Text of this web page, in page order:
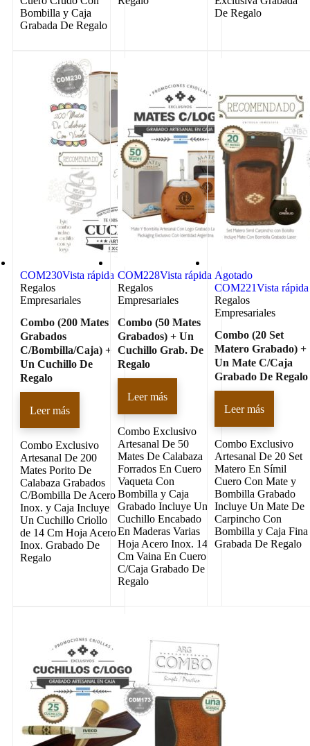
Bombilla y Caja
Grabada De Regalo
De Regalo
COM230Vista rápida
Regalos
Empresariales
Combo (200 Mates
Grabados
C/Bombilla/Caja) +
Un Cuchillo De
Regalo
Leer más
Combo Exclusivo
Artesanal De 200
Mates Porito De
Calabaza Grabados
C/Bombilla De Acero
Inox. y Caja Incluye
Un Cuchillo Criollo
de 14 Cm Hoja Acero
Inox. Grabado De
Regalo
COM228Vista rápida
Regalos
Empresariales
Combo (50 Mates
Grabados) + Un
Cuchillo Grab. De
Regalo
Leer más
Combo Exclusivo
Artesanal De 50
Mates De Calabaza
Forrados En Cuero
Vaqueta Con
Bombilla y Caja
Grabado Incluye Un
Cuchillo Encabado
En Maderas Varias
Hoja Acero Inox. 14
Cm Vaina En Cuero
C/Caja Grabado De
Regalo
Agotado
COM221Vista rápida
Regalos
Empresariales
Combo (20 Set
Matero Grabado) +
Un Mate C/Caja
Grabado De Regalo
Leer más
Combo Exclusivo
Artesanal De 20 Set
Matero En Símil
Cuero Con Mate y
Bombilla Grabado
Incluye Un Mate De
Carpincho Con
Bombilla y Caja Fina
Grabada De Regalo